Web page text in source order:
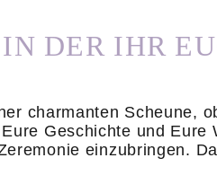
DER IHR
charmanten Scheune,
Geschichte und
einzubringen.